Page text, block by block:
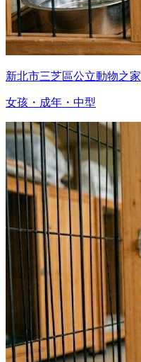
新北市三芝區公立動物之家
女孩・成年・中型